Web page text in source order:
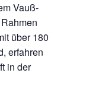
Vauß-
über 180
erfahren
in der